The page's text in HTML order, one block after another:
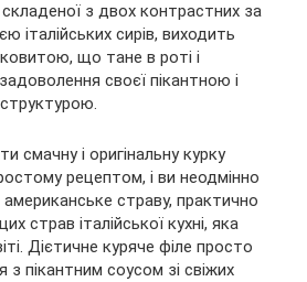
з двох контрастних за
італійських сирів, виходить
що тане в роті і
своєї пікантною і
смачну і оригінальну курку
рецептом, і ви неодмінно
страву, практично
страв італійської кухні, яка
Дієтичне куряче філе просто
з пікантним соусом зі свіжих